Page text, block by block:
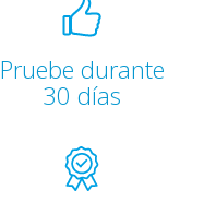
Pruebe durante
30 días